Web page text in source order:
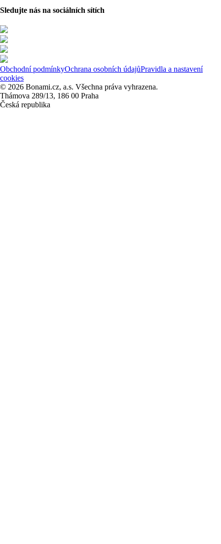
Sledujte nás na sociálních sítích
Obchodní podmínkyOchrana osobních údajůPravidla a nastavení
cookies
© 2026 Bonami.cz, a.s. Všechna práva vyhrazena.
Thámova 289/13, 186 00 Praha
Česká republika